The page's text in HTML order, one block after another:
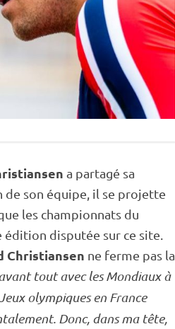
a partagé sa
son équipe, il se projette
les championnats du
édition disputée sur ce site.
Christiansen ne ferme pas la
tout avec les Mondiaux à
olympiquesen France
Donc, dans ma tête,